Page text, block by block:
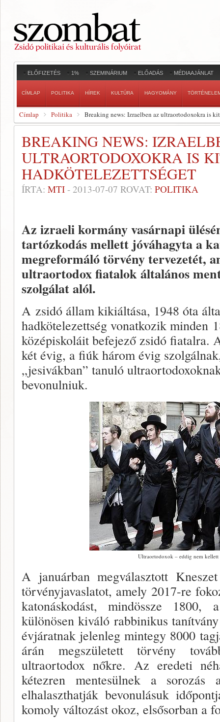
ELŐFIZETÉS 1% SZEMINÁRIUM ELŐADÁS MÉDIAAJÁNLAT
CÍMLAP POLITIKA HÍREK KULTÚRA HAGYOMÁNY
Címlap Politika Breaking news: Izraelben az ultraortodoxokra is
BREAKING NEWS:
ULTRAORTODOXOKRA IS
HADKÖTELEZETTSÉGET
ÍRTA: MTI - 2013-07-07 ROVAT: POLITIKA
Az izraeli kormány vasárnapi
tartózkodás mellett jóváhagyta a
megreformáló törvény tervezetét,
ultraortodox fiatalok általános
szolgálat alól.
A zsidó állam kikiáltása, 1948 óta
hadkötelezettség vonatkozik minden
középiskoláit befejező zsidó fiatalra.
két évig, a fiúk három évig
„jesivákban” tanuló
bevonulniuk.
Ultraortodoxok – eddig nem
A januárban megválasztott
törvényjavaslatot, amely 2017-re
katonáskodást, mindössze 1800,
különösen kiváló rabbinikus
évjáratnak jelenleg mintegy 8000
árán megszületett törvény
ultraortodox nőkre. Az eredeti
kétezren mentesülnek a
elhalaszthatják bevonulásuk
komoly változást okoz, elsősorban a